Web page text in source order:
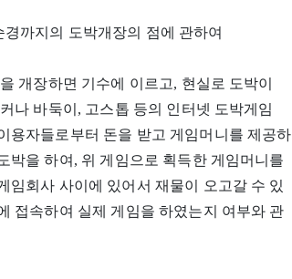
까지의 도박개장의 점에 관하여
개장하면 기수에 이르고, 현실로 도박이
나 바둑이, 고스톱 등의 인터넷 도박게임
용자들로부터 돈을 받고 게임머니를 제공하
박을 하여, 위 게임으로 획득한 게임머니를
임회사 사이에 있어서 재물이 오고갈 수 있
접속하여 실제 게임을 하였는지 여부와 관